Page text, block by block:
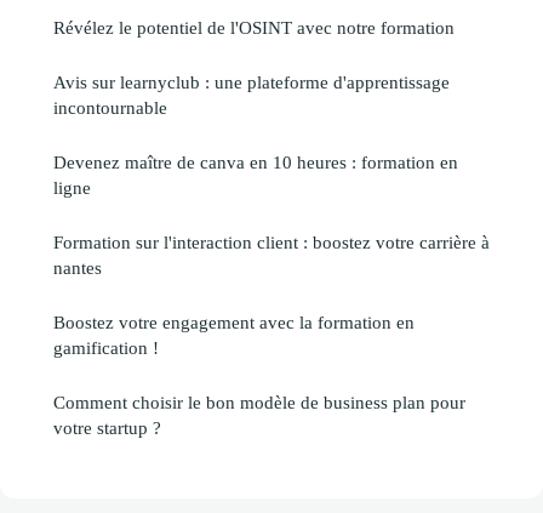
Révélez le potentiel de l'OSINT avec notre formation
Avis sur learnyclub : une plateforme d'apprentissage
incontournable
Devenez maître de canva en 10 heures : formation en
ligne
Formation sur l'interaction client : boostez votre carrière à
nantes
Boostez votre engagement avec la formation en
gamification !
Comment choisir le bon modèle de business plan pour
votre startup ?